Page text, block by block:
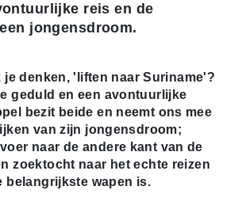
reis en de
jongensdroom.
je denken, 'liften naar Suriname'?
geduld en een avontuurlijke
bezit beide en neemt ons mee
van zijn jongensdroom;
naar de andere kant van de
zoektocht naar het echte reizen
belangrijkste wapen is.